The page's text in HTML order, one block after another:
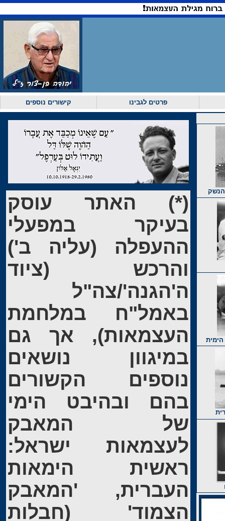
קישורים נוספים פרטים לגבינו
(*) האתר עוסק
בעיקר במפעלי
ההעפלה (עליה ב')
והרכש (ציוד
ה'הגנה'/צה"ל
באמל"ח במלחמת
העצמאות), אך גם
במיגוון נושאים
נוספים הקשורים
בהם ובהיבט הימי
של המאבק
לעצמאות ישראל:
ראשית הימאות
העברית, 'המאבק
הצמוד' (חבלות
הנשק